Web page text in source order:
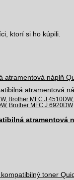
ktorí si ho kúpili.
, Brother MFC J 4510DW,
, Brother MFC J 6920DW
atramentová